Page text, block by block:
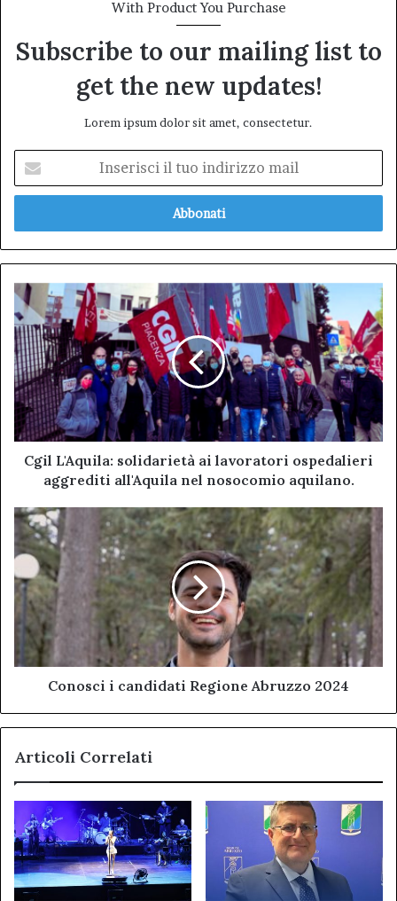
With Product You Purchase
Subscribe to our mailing list to
get the new updates!
Lorem ipsum dolor sit amet, consectetur.
tuo
mail
Cgil
L'Aquila:
solidarietà
ai
lavoratori
ospedalieri
aggrediti
all'Aquila
nel
nosocomio
aquilano.
Cgil L'Aquila: solidarietà ai lavoratori ospedalieri
aggrediti all'Aquila nel nosocomio aquilano.
Conosci
i
candidati
Regione
Abruzzo
2024
Conosci i candidati Regione Abruzzo 2024
Articoli Correlati